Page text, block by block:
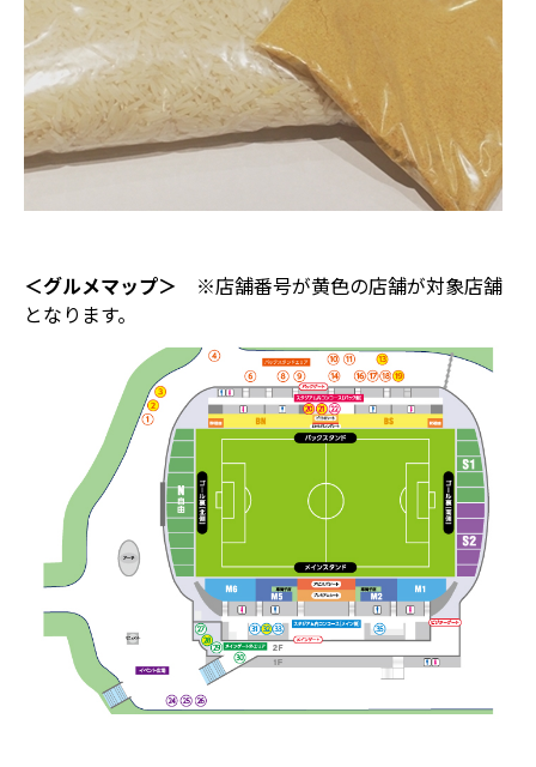
＜グルメマップ＞ ※店舗番号が黄色の店舗が対象店舗
となります。